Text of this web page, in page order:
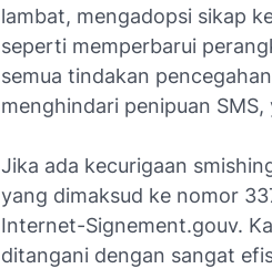
lambat, mengadopsi sikap
seperti memperbarui
semua tindakan
menghindari penipuan
Jika ada kecurigaan
yang dimaksud ke nomor
Internet-Signement.gouv.
ditangani dengan sangat